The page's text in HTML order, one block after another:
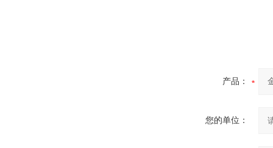
产品：
您的单位：